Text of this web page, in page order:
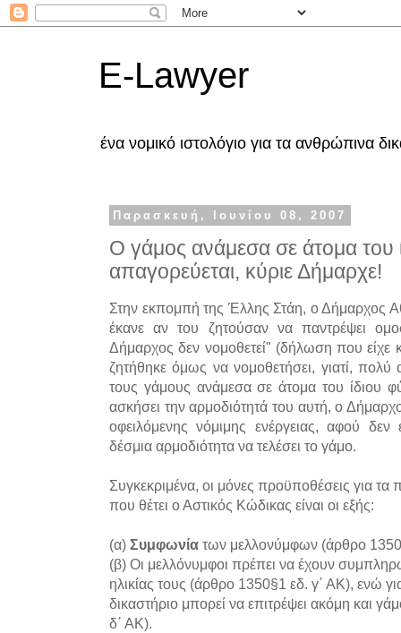
E-Lawyer
ένα νομικό ιστολόγιο για τα ανθρώπινα
Παρασκευή, Ιουνίου 08, 2007
O γάμος ανάμεσα σε άτομα του
απαγορεύεται, κύριε Δήμαρχε!
Στην εκπομπή της Έλλης Στάη, ο Δήμαρχος
έκανε αν του ζητούσαν να παντρέψει
Δήμαρχος δεν νομοθετεί" (δήλωση που είχε
ζητήθηκε όμως να νομοθετήσει, γιατί,
τους γάμους ανάμεσα σε άτομα του ίδιου
ασκήσει την αρμοδιότητά του αυτή, ο
οφειλόμενης νόμιμης ενέργειας, αφού δεν
δέσμια αρμοδιότητα να τελέσει το γάμο.
Συγκεκριμένα, οι μόνες προϋποθέσεις για
που θέτει ο Αστικός Κώδικας είναι οι εξής:
(α) Συμφωνία των μελλονύμφων (άρθρο
(β) Οι μελλόνυμφοι πρέπει να έχουν
ηλικίας τους (άρθρο 1350§1 εδ. γ΄ ΑΚ), ενώ
δικαστήριο μπορεί να επιτρέψει ακόμη και
δ΄ ΑΚ).